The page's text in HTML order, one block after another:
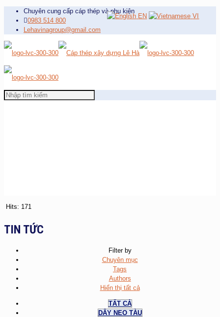
Chuyên cung cấp cáp thép và phụ kiện
0983 514 800
Lehavinagroup@gmail.com
Hits: 171
TIN TỨC
Filter by
Chuyên mục
Tags
Authors
Hiển thị tất cả
TẤT CẢ
DÂY NEO TÀU
EN VI